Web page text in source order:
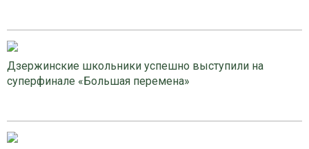
Дзержинские школьники успешно выступили на
суперфинале «Большая перемена»